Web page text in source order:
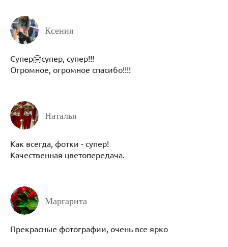
Ксения
Супер🤗супер, супер!!!
Огромное, огромное спасибо!!!!
Наталья
Как всегда, фотки - супер!
Качественная цветопередача.
Маргарита
Прекрасные фотографии, очень все ярко